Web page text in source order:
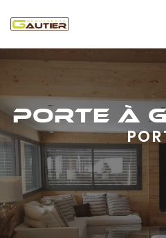
PORTE À